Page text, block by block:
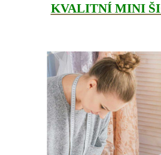
KVALITNÍ MINI